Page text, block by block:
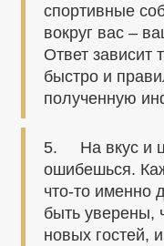
спортивные
вокруг вас –
Ответ зависит
быстро и
полученную
5. На вкус и
ошибешься.
что-то именно
быть уверены,
новых гостей,